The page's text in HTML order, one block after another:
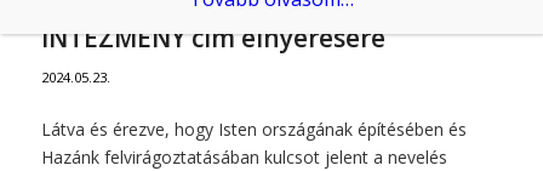
INTÉZMÉNY cím elnyerésére
2024.05.23.
Látva és érezve, hogy Isten országának építésében és
Hazánk felvirágoztatásában kulcsot jelent a nevelés